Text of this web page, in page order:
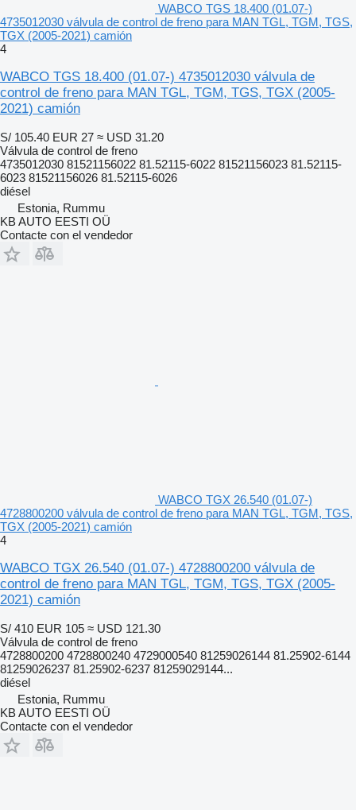
WABCO TGS 18.400 (01.07-)
4735012030 válvula de control de freno para MAN TGL, TGM, TGS,
TGX (2005-2021) camión
4
WABCO TGS 18.400 (01.07-) 4735012030 válvula de
control de freno para MAN TGL, TGM, TGS, TGX (2005-
2021) camión
S/ 105.40 EUR 27 ≈ USD 31.20
Válvula de control de freno
4735012030 81521156022 81.52115-6022 81521156023 81.52115-
6023 81521156026 81.52115-6026
diésel
Estonia, Rummu
KB AUTO EESTI OÜ
Contacte con el vendedor
WABCO TGX 26.540 (01.07-)
4728800200 válvula de control de freno para MAN TGL, TGM, TGS,
TGX (2005-2021) camión
4
WABCO TGX 26.540 (01.07-) 4728800200 válvula de
control de freno para MAN TGL, TGM, TGS, TGX (2005-
2021) camión
S/ 410 EUR 105 ≈ USD 121.30
Válvula de control de freno
4728800200 4728800240 4729000540 81259026144 81.25902-6144
81259026237 81.25902-6237 81259029144...
diésel
Estonia, Rummu
KB AUTO EESTI OÜ
Contacte con el vendedor